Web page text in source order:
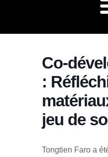
Co-
:
jeu de
Tongtien Faro a